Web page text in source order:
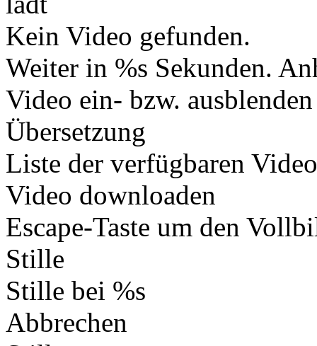
Kein Video gefunden.
Weiter in %s Sekunden.
Video ein- bzw. ausblenden
Übersetzung
Liste der verfügbaren
Video downloaden
Escape-Taste um den
Stille
Stille bei %s
Abbrechen